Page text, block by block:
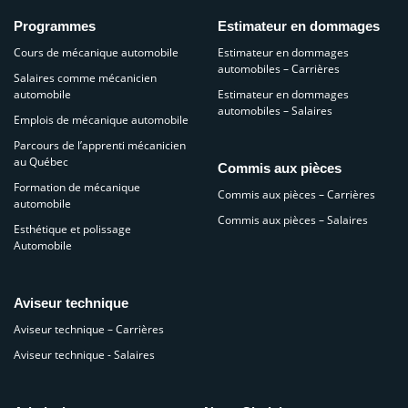
Programmes
Cours de mécanique automobile
Salaires comme mécanicien
automobile
Emplois de mécanique automobile
Parcours de l’apprenti mécanicien
au Québec
Formation de mécanique
automobile
Esthétique et polissage
Automobile
Aviseur technique
Aviseur technique – Carrières
Aviseur technique - Salaires
Estimateur en dommages
Estimateur en dommages
automobiles – Carrières
Estimateur en dommages
automobiles – Salaires
Commis aux pièces
Commis aux pièces – Carrières
Commis aux pièces – Salaires